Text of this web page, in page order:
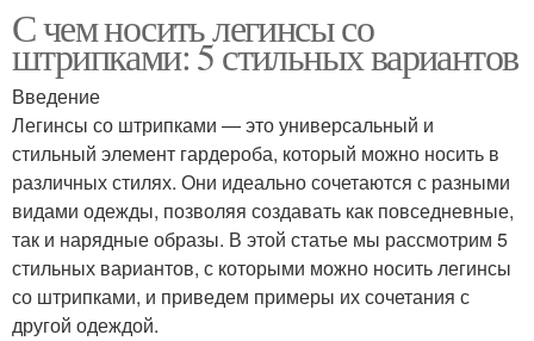
С чем носить легинсы со
штрипками: 5 стильных вариантов
Введение
Легинсы со штрипками — это универсальный и
стильный элемент гардероба, который можно носить в
различных стилях. Они идеально сочетаются с разными
видами одежды, позволяя создавать как повседневные,
так и нарядные образы. В этой статье мы рассмотрим 5
стильных вариантов, с которыми можно носить легинсы
со штрипками, и приведем примеры их сочетания с
другой одеждой.